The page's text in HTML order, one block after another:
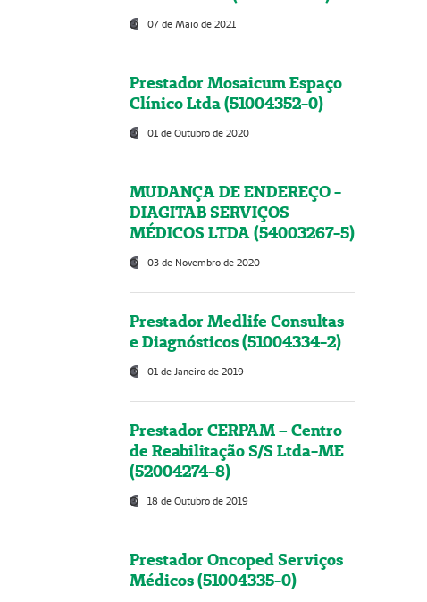
07 de Maio de 2021
Prestador Mosaicum Espaço
Clínico Ltda (51004352-0)
01 de Outubro de 2020
MUDANÇA DE ENDEREÇO -
DIAGITAB SERVIÇOS
MÉDICOS LTDA (54003267-5)
03 de Novembro de 2020
Prestador Medlife Consultas
e Diagnósticos (51004334-2)
01 de Janeiro de 2019
Prestador CERPAM – Centro
de Reabilitação S/S Ltda-ME
(52004274-8)
18 de Outubro de 2019
Prestador Oncoped Serviços
Médicos (51004335-0)